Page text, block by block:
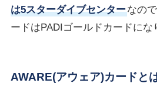
は5スターダイブセンターなの
ードはPADIゴールドカードにな
AWARE(アウェア)カードと